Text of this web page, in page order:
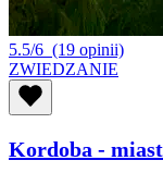
5.5/6 (19 opinii)
ZWIEDZANIE
Kordoba -